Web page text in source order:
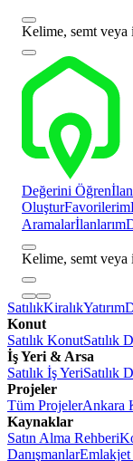
Kelime, semt veya
Değerini Öğren
OluşturFavorilerim
Aramalarİlanlarım
Kelime, semt veya
SatılıkKiralıkYatırım
Konut
Satılık KonutSatılık
İş Yeri & Arsa
Satılık İş YeriSatılık
Projeler
Tüm ProjelerAnkara
Kaynaklar
Satın Alma Rehberi
Danışmanlar